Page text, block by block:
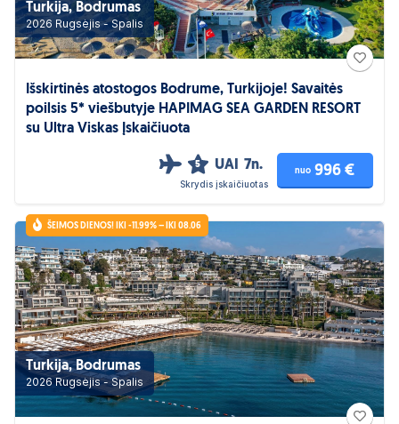
Turkija, Bodrumas
2026 Rugsėjis - Spalis
Išskirtinės atostogos Bodrume, Turkijoje! Savaitės
poilsis 5* viešbutyje HAPIMAG SEA GARDEN RESORT
su Ultra Viskas Įskaičiuota
5 UAI 7n.
Skrydis įskaičiuotas
nuo 996 €
ŠEIMOS DIENOS! IKI -11.99% – IKI 08.06
Turkija, Bodrumas
2026 Rugsėjis - Spalis